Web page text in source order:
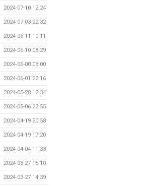
2024-07-10 12:24
2024-07-03 22:32
2024-06-11 10:11
2024-06-10 08:29
2024-06-08 08:00
2024-06-01 22:16
2024-05-28 12:34
2024-05-06 22:55
2024-04-19 20:58
2024-04-19 17:20
2024-04-04 11:33
2024-03-27 15:10
2024-03-27 14:39